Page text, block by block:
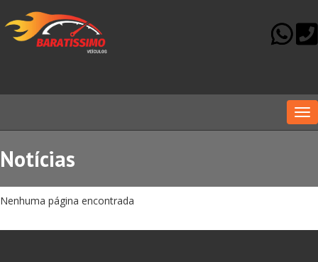
Notícias
Nenhuma página encontrada